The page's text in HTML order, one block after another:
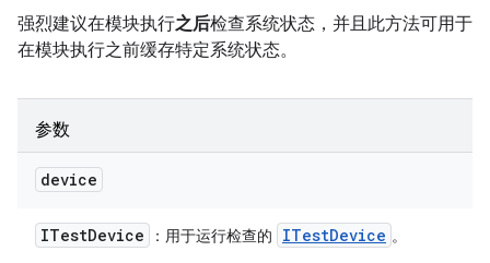
强烈建议在模块执行之后检查系统状态，并且此方法可用于
在模块执行之前缓存特定系统状态。
参数
device
ITestDevice ：用于运行检查的 ITestDevice 。